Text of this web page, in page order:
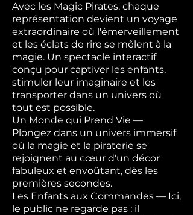
Avec les Magic Pirates, chaque
représentation devient un voyage
extraordinaire où l'émerveillement
et les éclats de rire se mêlent à la
magie. Un spectacle interactif
conçu pour captiver les enfants,
stimuler leur imaginaire et les
transporter dans un univers où
tout est possible.
Un Monde qui Prend Vie —
Plongez dans un univers immersif
où la magie et la piraterie se
rejoignent au cœur d'un décor
fabuleux et envoûtant, dès les
premières secondes.
Les Enfants aux Commandes — Ici,
le public ne regarde pas : il